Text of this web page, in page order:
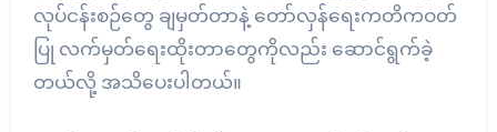
လုပ်ငန်းစဉ်တွေ ချမှတ်တာနဲ့ တော်လှန်ရေးကတိကဝတ်
ပြု လက်မှတ်ရေးထိုးတာတွေကိုလည်း ဆောင်ရွက်ခဲ့
တယ်လို့ အသိပေးပါတယ်။